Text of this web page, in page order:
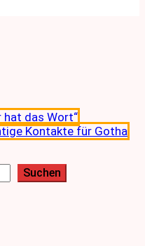
hat das Wort“
Kontakte für Gotha
Suchen